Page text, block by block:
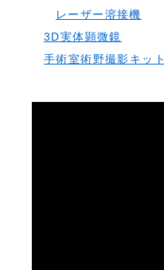
レーザー溶接機
3D実体顕微鏡
手術室術野撮影キット